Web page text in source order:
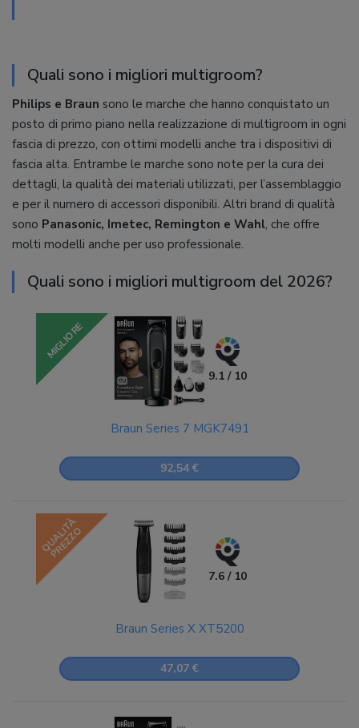
Quali sono i migliori multigroom?
Philips e Braun sono le marche che hanno conquistato un
posto di primo piano nella realizzazione di multigroom in ogni
fascia di prezzo, con ottimi modelli anche tra i dispositivi di
fascia alta. Entrambe le marche sono note per la cura dei
dettagli, la qualità dei materiali utilizzati, per l’assemblaggio
e per il numero di accessori disponibili. Altri brand di qualità
sono Panasonic, Imetec, Remington e Wahl, che offre
molti modelli anche per uso professionale.
Quali sono i migliori multigroom del 2026?
MIGLIORE
9.1 / 10
Braun Series 7 MGK7491
92,54 €
QUALITÀ
PREZZO
7.6 / 10
Braun Series X XT5200
47,07 €